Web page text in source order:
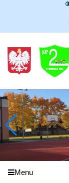
Menu